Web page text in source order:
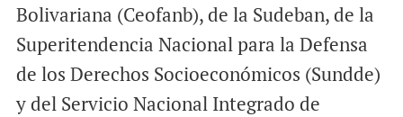
Bolivariana (Ceofanb), de la Sudeban, de la
Superitendencia Nacional para la Defensa
de los Derechos Socioeconómicos (Sundde)
y del Servicio Nacional Integrado de